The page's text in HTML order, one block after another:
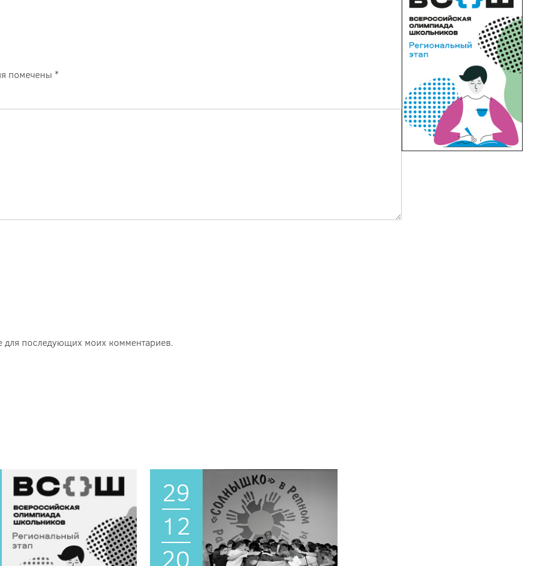
помечены *
для последующих моих комментариев.
29
12
20